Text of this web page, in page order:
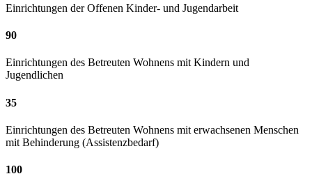
Einrichtungen der Offenen Kinder- und Jugendarbeit
90
Einrichtungen des Betreuten Wohnens mit Kindern und
Jugendlichen
35
Einrichtungen des Betreuten Wohnens mit erwachsenen Menschen
mit Behinderung (Assistenzbedarf)
100